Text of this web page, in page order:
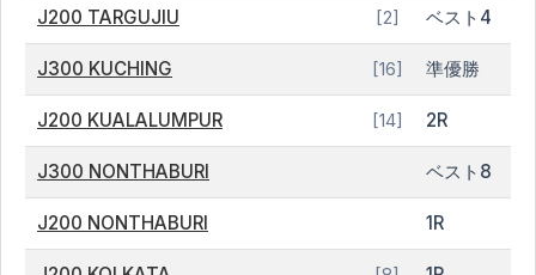
J200 TARGUJIU [2] ベスト4
J300 KUCHING [16] 準優勝
J200 KUALALUMPUR [14] 2R
J300 NONTHABURI ベスト8
J200 NONTHABURI 1R